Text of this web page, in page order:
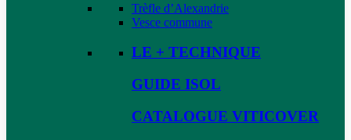
Trèfle d’Alexandrie
Vesce commune
LE + TECHNIQUE
GUIDE ISOL
CATALOGUE VITICOVER